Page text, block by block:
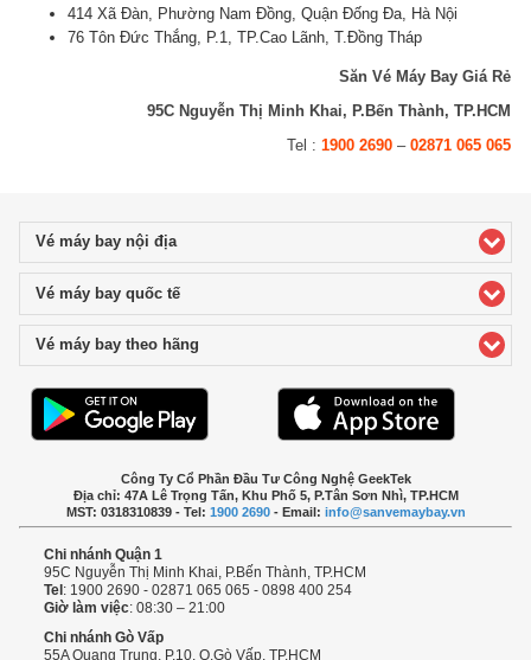
414 Xã Đàn, Phường Nam Đồng, Quận Đống Đa, Hà Nội
76 Tôn Đức Thắng, P.1, TP.Cao Lãnh, T.Đồng Tháp
Săn Vé Máy Bay Giá Rẻ
95C Nguyễn Thị Minh Khai, P.Bến Thành, TP.HCM
Tel : 1900 2690– 02871 065 065
Vé máy bay nội địaclick to expand contents
Vé máy bay quốc tếclick to expand contents
Vé máy bay theo hãng
Công Ty Cổ Phần Đầu Tư Công Nghệ GeekTek
Địa chỉ: 47A Lê Trọng Tấn, Khu Phố 5, P.Tân Sơn Nhì, TP.HCM
MST: 0318310839 - Tel: 1900 2690- Email: info@sanvemaybay.vn
Chi nhánh Quận 1
95C Nguyễn Thị Minh Khai, P.Bến Thành, TP.HCM
Tel: 1900 2690 - 02871 065 065 - 0898 400 254
Giờ làm việc: 08:30 – 21:00
Chi nhánh Gò Vấp
55A Quang Trung, P.10, Q.Gò Vấp, TP.HCM